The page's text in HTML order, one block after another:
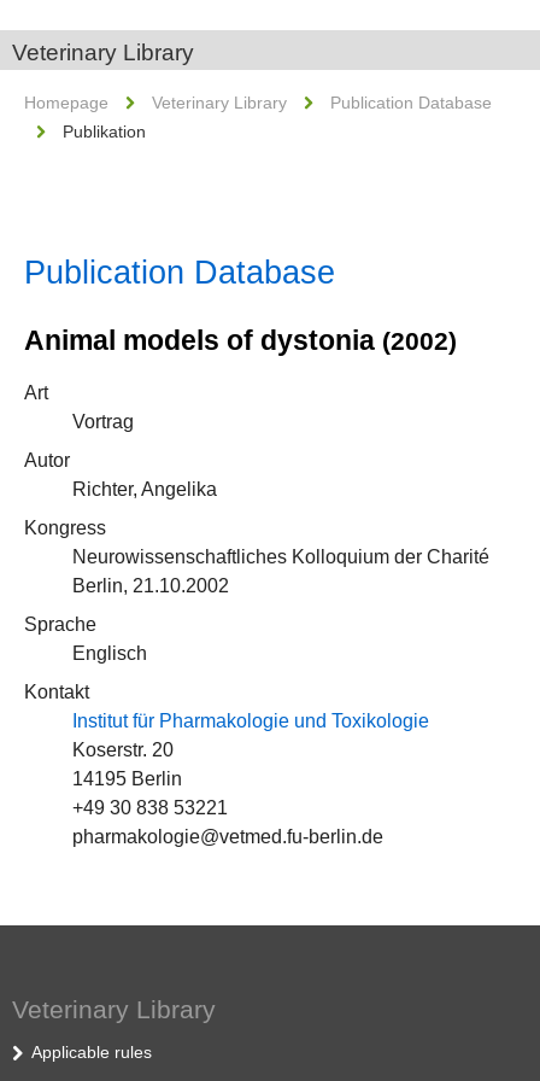
Veterinary Library
Homepage Veterinary Library
Publication Database
Publikation
Publication Database
Animal models of dystonia (2002)
Art
Vortrag
Autor
Richter, Angelika
Kongress
Neurowissenschaftliches Kolloquium der Charité
Berlin, 21.10.2002
Sprache
Englisch
Kontakt
Institut für Pharmakologie und Toxikologie
Koserstr. 20
14195 Berlin
+49 30 838 53221
pharmakologie@vetmed.fu-berlin.de
Veterinary Library
Applicable rules